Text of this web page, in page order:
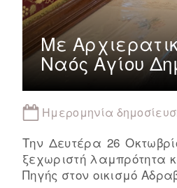
Με
Ναός Αγίου
Ημερομηνία
Την Δευτέρα 26
ξεχωριστή λαμπρότητα
Πηγής στον οικισμό